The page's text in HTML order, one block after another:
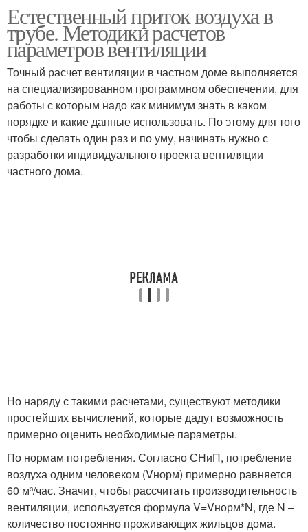
Вентиляционная труба
Естественный приток воздуха в
трубе. Методики расчетов
параметров вентиляции
Точный расчет вентиляции в частном доме выполняется
на специализированном программном обеспечении, для
работы с которым надо как минимум знать в каком
порядке и какие данные использовать. По этому для того
чтобы сделать один раз и по уму, начинать нужно с
разработки индивидуального проекта вентиляции
частного дома.
Но наряду с такими расчетами, существуют методики
простейших вычислений, которые дадут возможность
примерно оценить необходимые параметры.
По нормам потребления. Согласно СНиП, потребление
воздуха одним человеком (Vнорм) примерно равняется
60 м³/час. Значит, чтобы рассчитать производительность
вентиляции, используется формула V=Vнорм*N, где N –
количество постоянно проживающих жильцов дома.